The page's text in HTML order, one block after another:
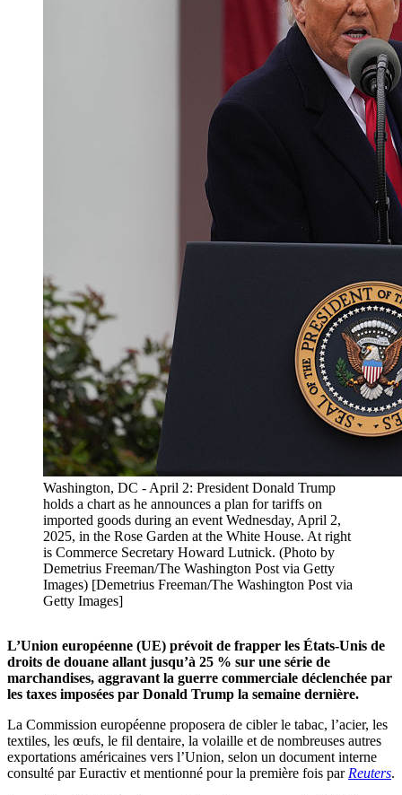
Washington, DC - April 2: President Donald Trump
holds a chart as he announces a plan for tariffs on
imported goods during an event Wednesday, April 2,
2025, in the Rose Garden at the White House. At right
is Commerce Secretary Howard Lutnick. (Photo by
Demetrius Freeman/The Washington Post via Getty
Images) [Demetrius Freeman/The Washington Post via
Getty Images]
L’Union européenne (UE) prévoit de frapper les États-Unis de
droits de douane allant jusqu’à 25 % sur une série de
marchandises, aggravant la guerre commerciale déclenchée par
les taxes imposées par Donald Trump la semaine dernière.
La Commission européenne proposera de cibler le tabac, l’acier, les
textiles, les œufs, le fil dentaire, la volaille et de nombreuses autres
exportations américaines vers l’Union, selon un document interne
consulté par Euractiv et mentionné pour la première fois par Reuters.